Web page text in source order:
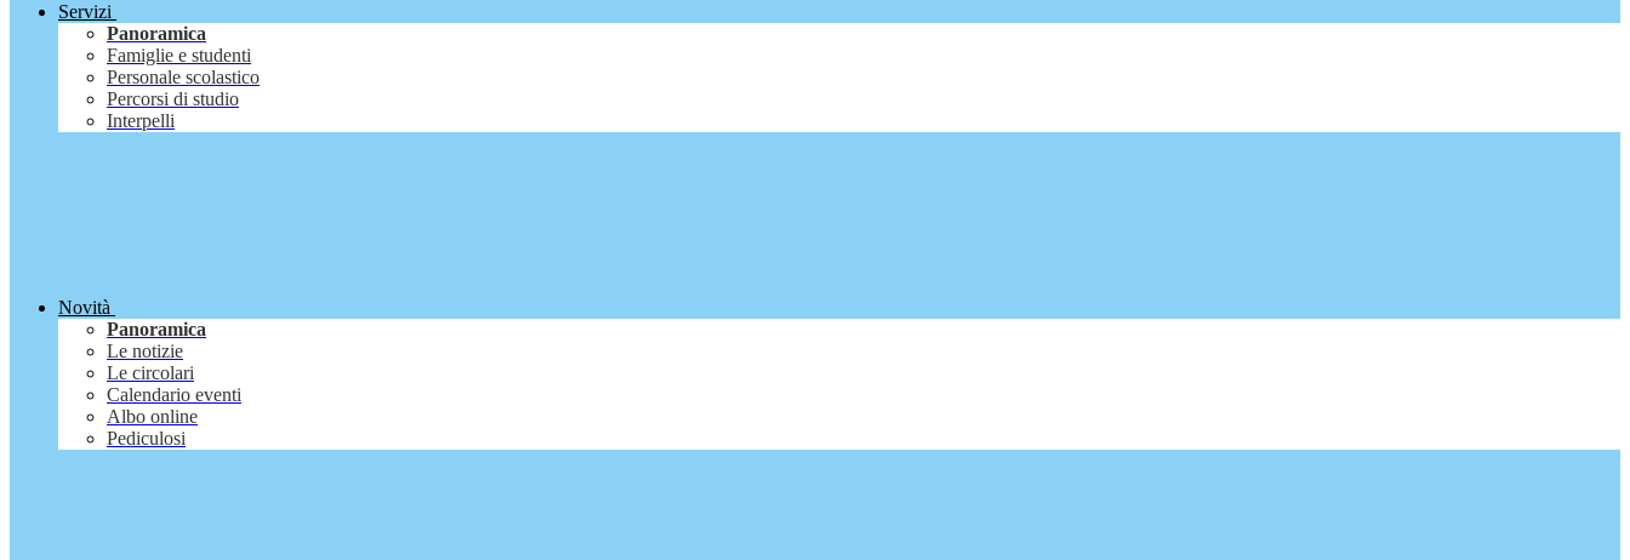
Servizi
Panoramica
Famiglie e studenti
Personale scolastico
Percorsi di studio
Interpelli
Novità
Panoramica
Le notizie
Le circolari
Calendario eventi
Albo online
Pediculosi